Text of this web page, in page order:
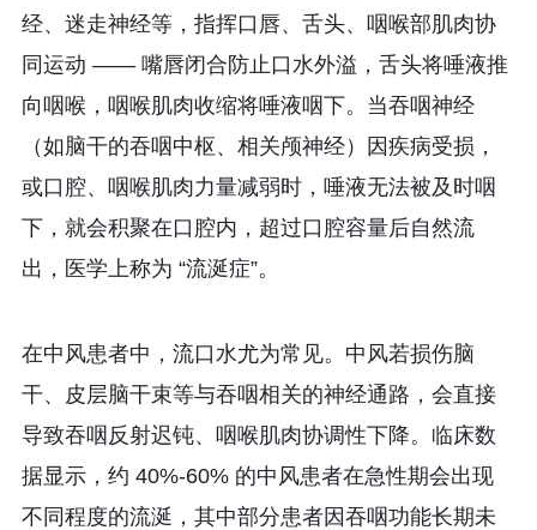
经、迷走神经等，指挥口唇、舌头、咽喉部肌肉协
同运动 —— 嘴唇闭合防止口水外溢，舌头将唾液推
向咽喉，咽喉肌肉收缩将唾液咽下。当吞咽神经
（如脑干的吞咽中枢、相关颅神经）因疾病受损，
或口腔、咽喉肌肉力量减弱时，唾液无法被及时咽
下，就会积聚在口腔内，超过口腔容量后自然流
出，医学上称为 “流涎症”。
在中风患者中，流口水尤为常见。中风若损伤脑
干、皮层脑干束等与吞咽相关的神经通路，会直接
导致吞咽反射迟钝、咽喉肌肉协调性下降。临床数
据显示，约 40%-60% 的中风患者在急性期会出现
不同程度的流涎，其中部分患者因吞咽功能长期未